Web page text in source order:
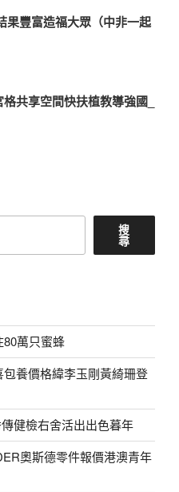
果豐富造福大眾（中非一起
共享空間快扶植教導強國_
搜
尋
萬只蜜蜂
養價格緯李玉剛黃綺珊登
健檢右舍活出出色暮年
奧斯德零件報價港澳青年